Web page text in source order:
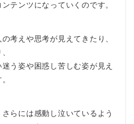
テンツになっていくのです。
考えや思考が見えてきたり、
う姿や困惑し苦しむ姿が見え
らには感動し泣いているよう